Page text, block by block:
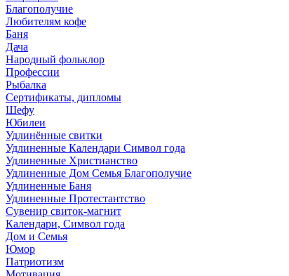
Благополучие
Любителям кофе
Баня
Дача
Народный фольклор
Профессии
Рыбалка
Сертификаты, дипломы
Шефу
Юбилеи
Удлинённые свитки
Удлиненные Календари Символ года
Удлиненные Христианство
Удлиненные Дом Семья Благополучие
Удлиненные Баня
Удлиненные Протестантство
Сувенир свиток-магнит
Календари, Символ года
Дом и Семья
Юмор
Патриотизм